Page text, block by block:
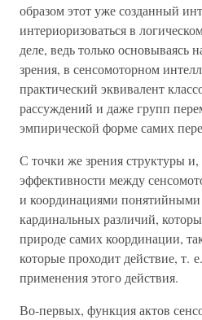
образом этот уже созданный
интериоризоваться в
деле, ведь только основываясь
зрения, в сенсомоторном
практический эквивалент
рассуждений и даже групп
эмпирической форме самих
С точки же зрения структуры и,
эффективности между
и координациями понятийными
кардинальных различий,
природе самих координации,
которые проходит действие, т.
применения этого действия.
Во-первых, функция актов